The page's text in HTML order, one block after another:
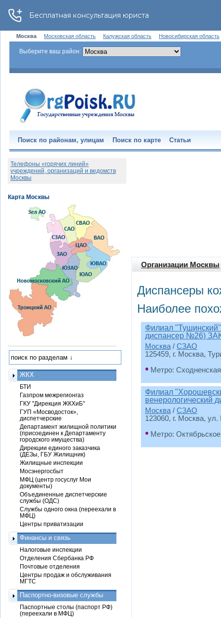
Москва Московская область Калужская область Новосибирская область
Выберите ваш район:
Поиск по районам, улицам Поиск по карте Статьи
Организации Москвы
Диспансеры
Наиболее
Филиал
диспансер №26)
Москва / СЗАО
125459, г. Москва,
• Метро: Сходненская
Филиал
венерологический
Москва / СЗАО
123060, г. Москва,
• Метро:
Телефоны «горячих линий»
учреждений, организаций и ведомств
Москвы
ЖКХ
БТИ
Газпром межрегионгаз
ГКУ "Дирекция ЖКХиБ"
ГУП «Мосводосток»,
диспетчерские
Департамент жилищной политики
(присоединен к Департаменту
городского имущества)
Дирекции единого заказчика
(ДЕЗы, ГБУ Жилищник)
Жилищные инспекции
Мосэнергосбыт
МФЦ (центр госуслуг Мои
документы)
Объединенные диспетчерские
службы (ОДС)
Службы одного окна (переехали в
МФЦ)
Центры приватизации
Финансы и связь
Налоговые инспекции
Отделения Сбербанка РФ
Почтовые отделения
Центры продаж и обслуживания
МГТС
Паспортно-визовые службы
Паспортные столы (паспорт РФ)
(переехали в МФЦ)